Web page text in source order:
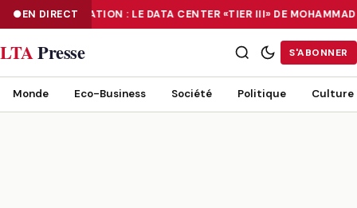
EN DIRECT
NUMÉRISATION : LE DATA CENTER «TIER III» DE
NUMÉRISATION : LE DATA CENTER «TIER III» DE MOHAMMADIA, UN
LTAPresse S'ABONNER
Monde Eco-Business Société Politique Culture